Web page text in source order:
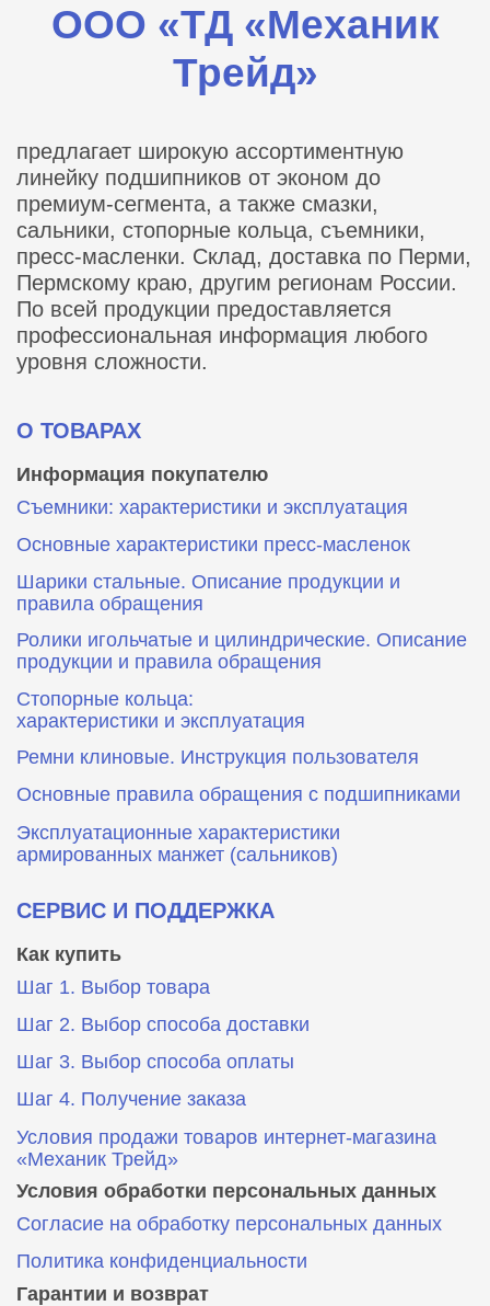
ООО «ТД «Механик
Трейд»
предлагает широкую ассортиментную
линейку подшипников от эконом до
премиум-сегмента, а также смазки,
сальники, стопорные кольца, съемники,
пресс-масленки. Склад, доставка по Перми,
Пермскому краю, другим регионам России.
По всей продукции предоставляется
профессиональная информация любого
уровня сложности.
О ТОВАРАХ
Информация покупателю
Съемники: характеристики и эксплуатация
Основные характеристики пресс‑масленок
Шарики стальные. Описание продукции и
правила обращения
Ролики игольчатые и цилиндрические. Описание
продукции и правила обращения
Стопорные кольца:
характеристики и эксплуатация
Ремни клиновые. Инструкция пользователя
Основные правила обращения с подшипниками
Эксплуатационные характеристики
армированных манжет (сальников)
СЕРВИС И ПОДДЕРЖКА
Как купить
Шаг 1. Выбор товара
Шаг 2. Выбор способа доставки
Шаг 3. Выбор способа оплаты
Шаг 4. Получение заказа
Условия продажи товаров интернет-магазина
«Механик Трейд»
Условия обработки персональных данных
Согласие на обработку персональных данных
Политика конфиденциальности
Гарантии и возврат